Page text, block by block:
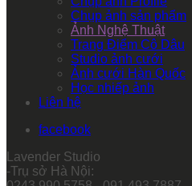
Chụp ảnh sản phẩm
Ảnh Nghệ Thuật
Trang Điểm Cô Dâu
Studio ảnh cưới
Ảnh cưới Hàn Quốc
Học nhiếp ảnh
Liên hệ
facebook
Lavender Studio
-Trụ sở Hà Nội: